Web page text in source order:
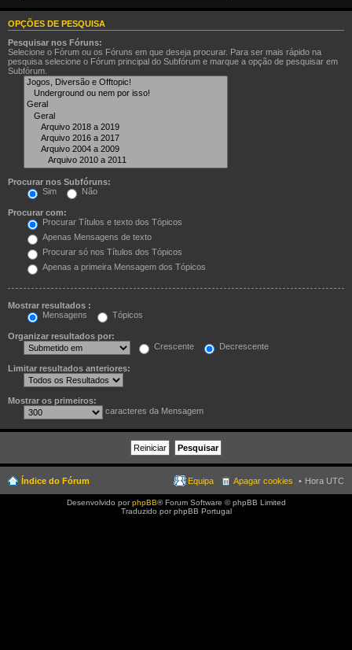
OPÇÕES DE PESQUISA
Pesquisar nos Fóruns:
Selecione o Fórum ou os Fóruns em que deseja procurar. Para ser mais rápido na
pesquisa selecione o Fórum principal do Subfórum e marque a opção de pesquisar em
Subfórum.
Procurar nos Subfóruns:
Sim
Não
Procurar com:
Procurar Títulos e texto dos Tópicos
Apenas Mensagens de texto
Procurar só nos Títulos dos Tópicos
Apenas a primeira Mensagem dos Tópicos
Mostrar resultados :
Mensagens
Tópicos
Organizar resultados por:
Crescente
Decrescente
Limitar resultados anteriores:
Mostrar os primeiros:
caracteres da Mensagem
Índice do Fórum Hora UTC
Apagar cookies
Equipa
Desenvolvido porphpBB® Forum Software © phpBB Limited
Traduzido por phpBB Portugal